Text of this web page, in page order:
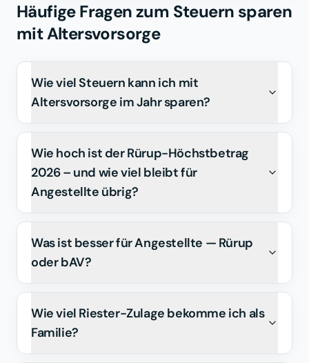
Häufige Fragen zum Steuern sparen
mit Altersvorsorge
Wie viel Steuern kann ich mit
Altersvorsorge im Jahr sparen?
Wie hoch ist der Rürup-Höchstbetrag
2026 – und wie viel bleibt für
Angestellte übrig?
Was ist besser für Angestellte — Rürup
oder bAV?
Wie viel Riester-Zulage bekomme ich als
Familie?